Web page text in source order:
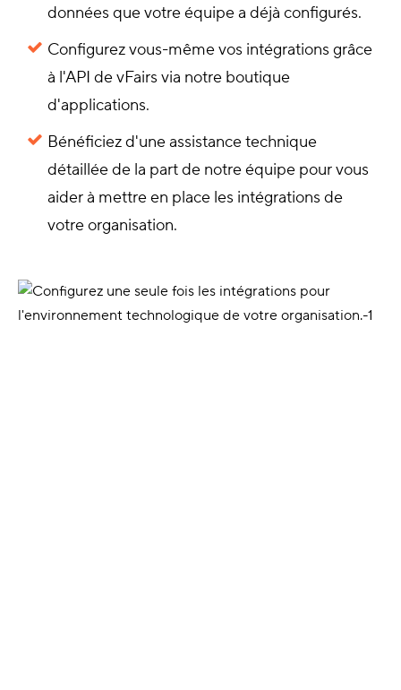
données que votre équipe a déjà configurés.
Configurez vous-même vos intégrations grâce
à l'API de vFairs via notre boutique
d'applications.
Bénéficiez d'une assistance technique
détaillée de la part de notre équipe pour vous
aider à mettre en place les intégrations de
votre organisation.